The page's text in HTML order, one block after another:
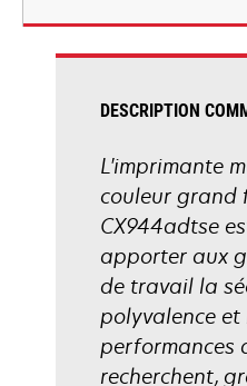
nouvel
onglet
DESCRIPTION
L'imprimante
couleur grand
CX944adtse
apporter aux
de travail la
polyvalence et
performances
recherchent,